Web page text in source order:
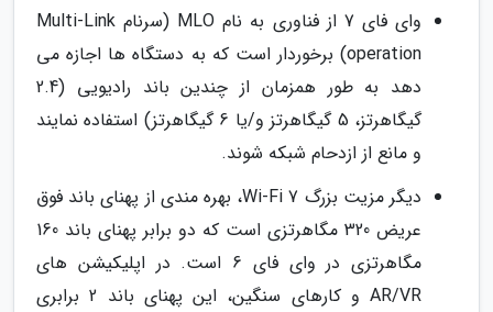
وای فای 7 از فناوری به نام MLO (سرنام Multi-Link
operation) برخوردار است که به دستگاه ها اجازه می
دهد به طور همزمان از چندین باند رادیویی (2.4
گیگاهرتز، 5 گیگاهرتز و/یا 6 گیگاهرتز) استفاده نمایند
و مانع از ازدحام شبکه شوند.
دیگر مزیت بزرگ Wi-Fi 7، بهره مندی از پهنای باند فوق
عریض 320 مگاهرتزی است که دو برابر پهنای باند 160
مگاهرتزی در وای فای 6 است. در اپلیکیشن های
AR/VR و کارهای سنگین، این پهنای باند 2 برابری